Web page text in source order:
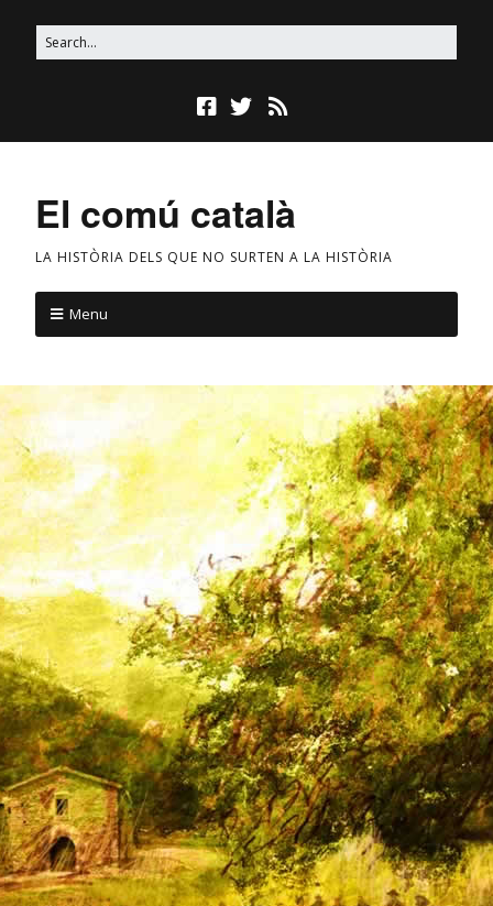
El comú català
LA HISTÒRIA DELS QUE NO SURTEN A LA HISTÒRIA
Menu